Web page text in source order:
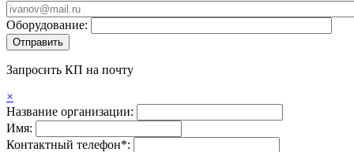
Оборудование:
Запросить КП на почту
×
Название организации:
Имя:
Контактный телефон*: